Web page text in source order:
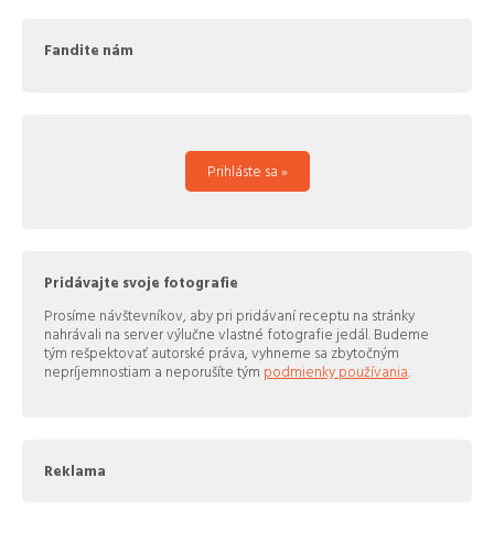
Fandite nám
Prihláste sa »
Pridávajte svoje fotografie
Prosíme návštevníkov, aby pri pridávaní receptu na stránky
nahrávali na server výlučne vlastné fotografie jedál. Budeme
tým rešpektovať autorské práva, vyhneme sa zbytočným
nepríjemnostiam a neporušíte tým podmienky používania.
Reklama